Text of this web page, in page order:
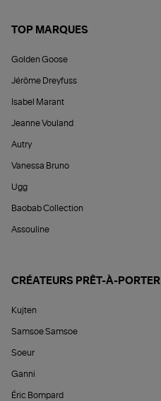
TOP MARQUES
Golden Goose
Jérôme Dreyfuss
Isabel Marant
Jeanne Vouland
Autry
Vanessa Bruno
Ugg
Baobab Collection
Assouline
CRÉATEURS PRÊT-À-PORTER
Kujten
Samsoe Samsoe
Soeur
Ganni
Éric Bompard